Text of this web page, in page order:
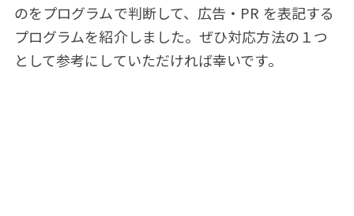
のをプログラムで判断して、広告・PR を表記する
プログラムを紹介しました。ぜひ対応方法の１つ
として参考にしていただければ幸いです。